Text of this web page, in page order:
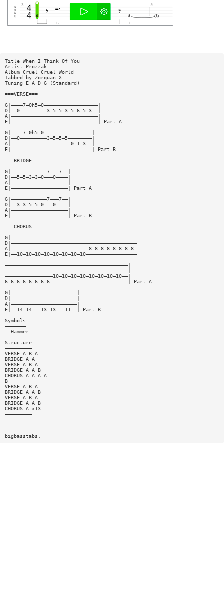
Title When I Think Of You
Artist Prozzak
Album Cruel Cruel World
Tabbed by Zorquan—X
Tuning E A D G (Standard)
===VERSE===
G|————7—0h5—0——————————————————|
D|——0—————————3—5—5—3—5—6—5—3——|
A|—————————————————————————————|
E|—————————————————————————————| Part A
G|————7—0h5—0————————————————|
D|——0—————————3—5—5—5————————|
A|————————————————————0—1—3——|
E|———————————————————————————| Part B
===BRIDGE===
G|————————————7———7——|
D|——5—5—3—3—0———0————|
A|———————————————————|
E|———————————————————| Part A
G|————————————7———7——|
D|——3—3—5—5—0———0————|
A|———————————————————|
E|———————————————————| Part B
===CHORUS===
G|——————————————————————————————————————————
D|——————————————————————————————————————————
A|——————————————————————————8—8—8—8—8—8—8—8—
E|——10—10—10—10—10—10—10—10—————————————————
—————————————————————————————————————————|
—————————————————————————————————————————|
————————————————10—10—10—10—10—10—10—10——|
6—6—6—6—6—6—6—6——————————————————————————| Part A
G|——————————————————————|
D|——————————————————————|
A|——————————————————————|
E|——14—14———13—13———11——| Part B
Symbols
———————
= Hammer
Structure
—————————
VERSE A B A
BRIDGE A A
VERSE A B A
BRIDGE A A B
CHORUS A A A A
B
VERSE A B A
BRIDGE A A B
VERSE A B A
BRIDGE A A B
CHORUS A x13
—————————
bigbasstabs.